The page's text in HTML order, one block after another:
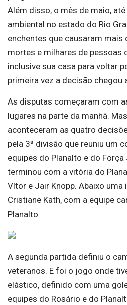
Além disso, o mês de maio,
ambiental no estado do Rio
enchentes que causaram mais
mortes e milhares de pessoas
inclusive sua casa para voltar
primeira vez a decisão chegou
As disputas começaram com
lugares na parte da manhã.
aconteceram as quatro
pela 3ª divisão que reuniu um
equipes do Planalto e do
terminou com a vitória do
Vítor e Jair Knopp. Abaixo
Cristiane Kath, com a equipe
Planalto.
A segunda partida definiu o
veteranos. E foi o jogo onde
elástico, definido com uma
equipes do Rosário e do